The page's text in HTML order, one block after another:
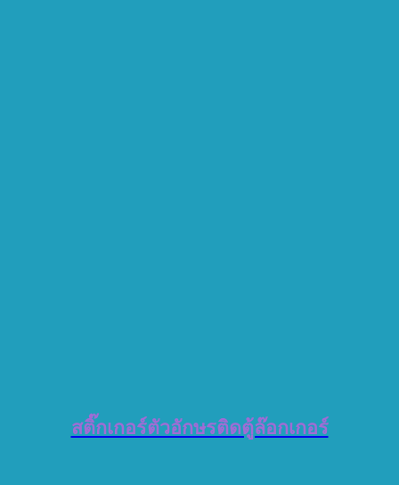
สติ๊กเกอร์ตัวอักษรติดตู้ล๊อกเกอร์